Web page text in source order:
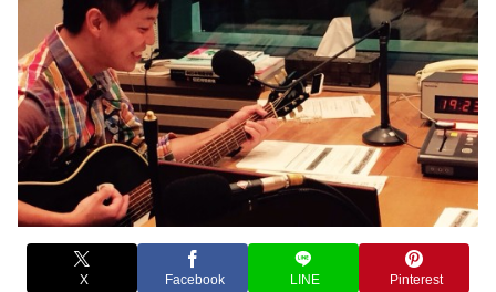
X Facebook LINE Pinterest